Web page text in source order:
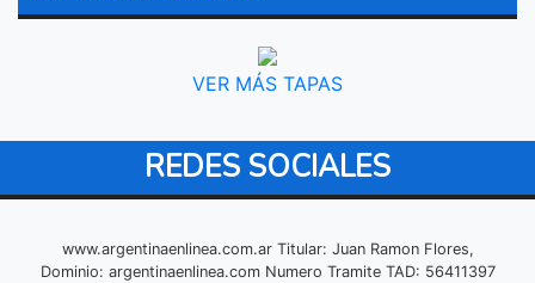
VER MÁS TAPAS
REDES SOCIALES
www.argentinaenlinea.com.ar Titular: Juan Ramon Flores,
Dominio: argentinaenlinea.com Numero Tramite TAD: 56411397